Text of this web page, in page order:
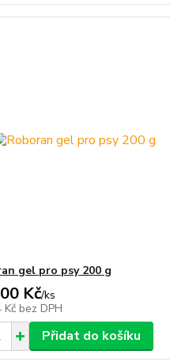
gel pro psy 200 g
Kč/ks
Kč bez DPH
Přidat do košíku